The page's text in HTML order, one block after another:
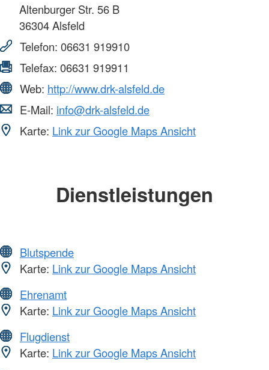
Altenburger Str. 56 B
36304Alsfeld
Telefon: 06631 919910
Telefax: 06631 919911
Web: http://www.drk-alsfeld.de
E-Mail: info@drk-alsfeld.de
Karte: Link zur Google Maps Ansicht
Dienstleistungen
Blutspende
Karte: Link zur Google Maps Ansicht
Ehrenamt
Karte: Link zur Google Maps Ansicht
Flugdienst
Karte: Link zur Google Maps Ansicht